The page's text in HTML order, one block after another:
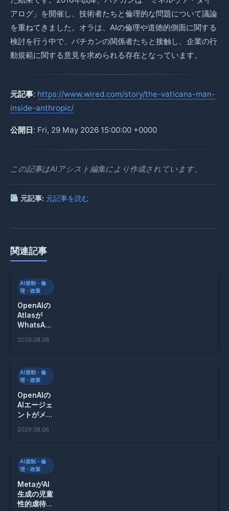
アログ」を開催し、技術者たちと倫理的な問題について議論
を重ねてきました。オラは、AIの倫理や道徳的側面に関する
検討を行う中で、バチカンの関係者たちと接触し、企業の行
動規範に関する意見を求められる存在となっています。
元記事: https://www.wired.com/story/the-vaticans-man-
inside-anthropic/
公開日: Fri, 29 May 2026 15:00:00 +0000
この記事はAIアシスト編集により作成されています。
元記事: 元記事を読む
関連記事
AI規制・倫
理・政策
OpenAIの
Atlasが
WhatsApp
スパム攻撃
2026.08.06
AI規制・倫
理・政策
OpenAIの
AIエージェ
ントがメッ
ドでハッキ
2026.08.06
AI規制・倫
理・政策
MetaがAI
生成の児童
性的虐待広